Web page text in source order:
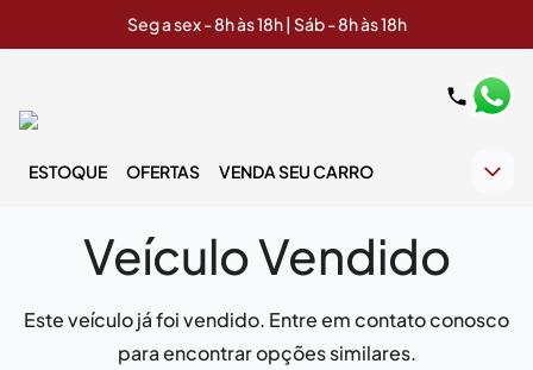
Seg a sex - 8h às 18h | Sáb - 8h às 18h
ESTOQUE OFERTAS VENDA SEU CARRO
Veículo Vendido
Este veículo já foi vendido. Entre em contato conosco
para encontrar opções similares.